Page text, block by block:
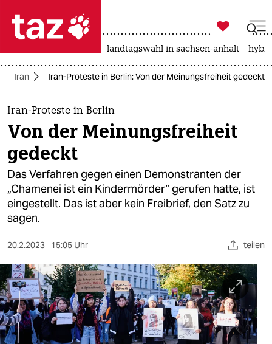
 taz zahl ich
taz zahl ich
themen
politik
öko
gesellschaft
kultur
sport
berlin
nord
wahrheit

taz zahl ich
landtagswahl in sachsen-anhalt
Iran Iran-Proteste in Berlin: Von der Meinungsfreiheit gedeckt
Iran-Proteste in Berlin
Von der Meinungsfreiheit
gedeckt
Das Verfahren gegen einen Demonstranten der
„Chamenei ist ein Kindermörder“ gerufen hatte, ist
eingestellt. Das ist aber kein Freibrief, den Satz zu
sagen.
20.2.2023 15:05 Uhr teilen